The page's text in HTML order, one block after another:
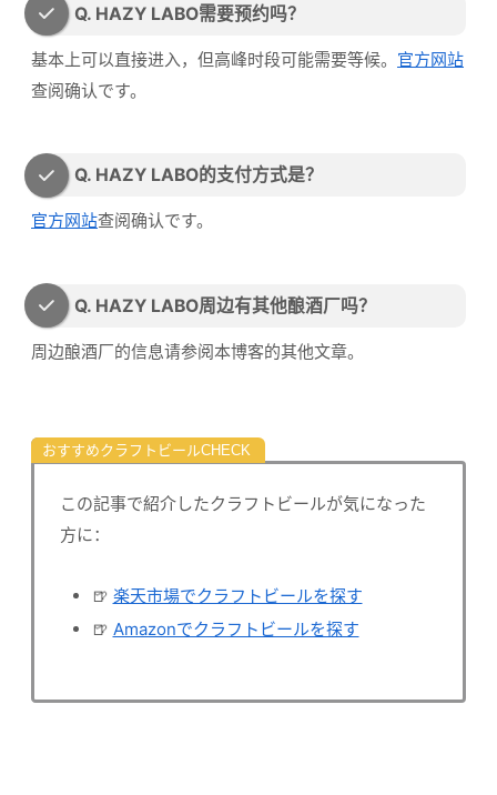
Q. HAZY LABO需要预约吗？
基本上可以直接进入，但高峰时段可能需要等候。 官方网站
查阅确认です。
Q. HAZY LABO的支付方式是？
官方网站查阅确认です。
Q. HAZY LABO周边有其他酿酒厂吗？
周边酿酒厂的信息请参阅本博客的其他文章。
おすすめクラフトビール
この記事で紹介したクラフトビールが気になった
方に：
🍺 楽天市場でクラフトビールを探す
🍺 Amazonでクラフトビールを探す